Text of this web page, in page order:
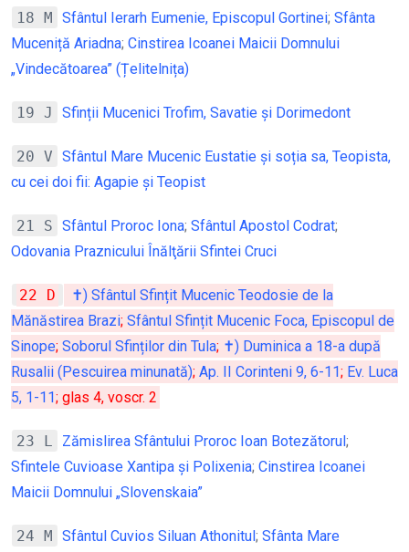
18 M Sfântul Ierarh Eumenie, Episcopul Gortinei; Sfânta
Muceniță Ariadna; Cinstirea Icoanei Maicii Domnului
„Vindecătoarea” (Țelitelnița)
19 J Sfinții Mucenici Trofim, Savatie și Dorimedont
20 V Sfântul Mare Mucenic Eustatie și soția sa, Teopista,
cu cei doi fii: Agapie și Teopist
21 S Sfântul Proroc Iona; Sfântul Apostol Codrat;
Odovania Praznicului Înălţării Sfintei Cruci
22 D
✝) Sfântul Sfințit Mucenic Teodosie de la
Mănăstirea Brazi; Sfântul Sfințit Mucenic Foca, Episcopul de
Sinope; Soborul Sfinților din Tula; ✝) Duminica a 18-a după
Rusalii (Pescuirea minunată); Ap. II Corinteni 9, 6-11; Ev. Luca
5, 1-11; glas 4, voscr. 2
23 L Zămislirea Sfântului Proroc Ioan Botezătorul;
Sfintele Cuvioase Xantipa și Polixenia; Cinstirea Icoanei
Maicii Domnului „Slovenskaia”
24 M Sfântul Cuvios Siluan Athonitul; Sfânta Mare